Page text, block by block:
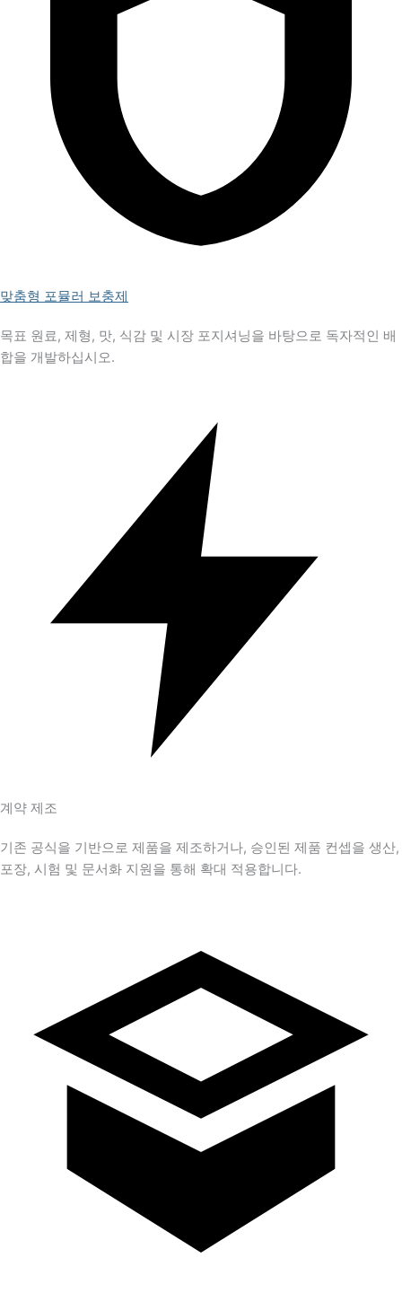
맞춤형 포뮬러 보충제
목표 원료, 제형, 맛, 식감 및 시장 포지셔닝을 바탕으로 독자적인 배
합을 개발하십시오.
계약 제조
기존 공식을 기반으로 제품을 제조하거나, 승인된 제품 컨셉을 생산,
포장, 시험 및 문서화 지원을 통해 확대 적용합니다.